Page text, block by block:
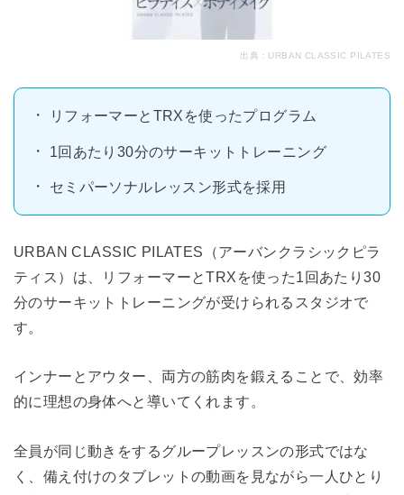
出典： URBAN CLASSIC PILATES
リフォーマーとTRXを使ったプログラム
1回あたり30分のサーキットトレーニング
セミパーソナルレッスン形式を採用
URBAN CLASSIC PILATES（アーバンクラシックピラ
ティス）は、リフォーマーとTRXを使った1回あたり30
分のサーキットトレーニングが受けられるスタジオで
す。
インナーとアウター、両方の筋肉を鍛えることで、効率
的に理想の身体へと導いてくれます。
全員が同じ動きをするグループレッスンの形式ではな
く、備え付けのタブレットの動画を見ながら一人ひとり